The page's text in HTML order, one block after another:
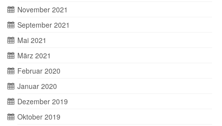
November 2021
September 2021
Mai 2021
März 2021
Februar 2020
Januar 2020
Dezember 2019
Oktober 2019